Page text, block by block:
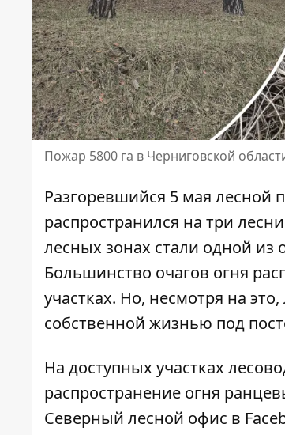
Пожар 5800 га в Черниговской
Разгоревшийся 5 мая лесной
распространился на три
лесных зонах стали одной
Большинство очагов огня
участках. Но, несмотря на
собственной жизнью под
На доступных участках
распространение огня
Северный лесной офис в